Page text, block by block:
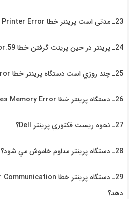
23ـ مدتی است پرینتر خطا Printer Error
24ـ پرینتر در حین پرینت گرفتن خطا 59.XY Printer Error
25ـ چند روزي است دستگاه پرينتر خطا
26ـ دستگاه پرينتر خطا Memory Error
27ـ نحوه ريست فكتوريپرينتر Dell؟
28ـ دستگاه پرينتر مداوم خاموش مي شود؟
29ـ دستگاه پرينتر خطا
دهد؟